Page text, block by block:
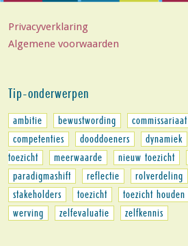
Privacyverklaring
Algemene voorwaarden
Tip-onderwerpen
ambitie bewustwording commissariaat
competenties
dooddoeners dynamiek
toezicht
meerwaarde nieuw toezicht
paradigmashift
reflectie rolverdeling
stakeholders
toezicht toezicht houden
werving
zelfevaluatie zelfkennis